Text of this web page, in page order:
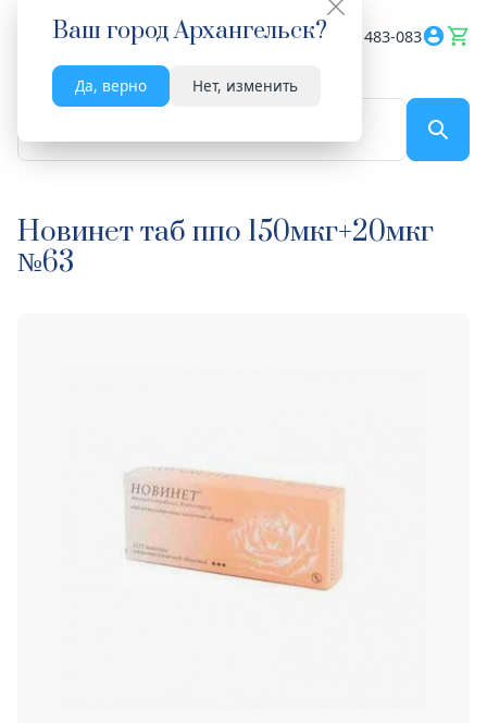
Ваш городАрхангельск?
Да, верно Нет, изменить
Весь сайт 8182 483-083
Новинет таб ппо 150мкг+20мкг
№63